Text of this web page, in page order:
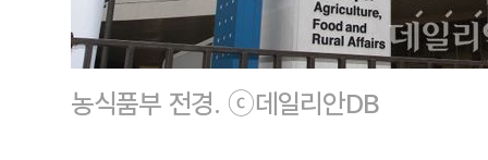
농식품부 전경. ⓒ데일리안DB